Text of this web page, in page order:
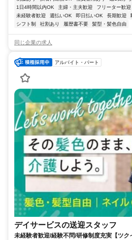
1日4時間以内OK
主婦・主夫歓迎 フリーター歓迎
未経験者歓迎
週払いOK 即日払いOK 長期歓迎
シフト制
社割あり 履歴書不要 髪型・髪色自由
同じ企業の求人
アルバイト・パート
デイサービスの送迎スタッフ
未経験者歓迎/経験不問/研修制度充実【ツク